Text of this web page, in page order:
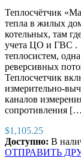
Теплосчётчик
тепла в жилых
котельных, там
учета ЦО и ГВС .
теплосистем,
реверсивных
Теплосчетчик
измерительно-
каналов
сопротивления
$1,105.25
Доступно: В
ОТПРАВИТЬ